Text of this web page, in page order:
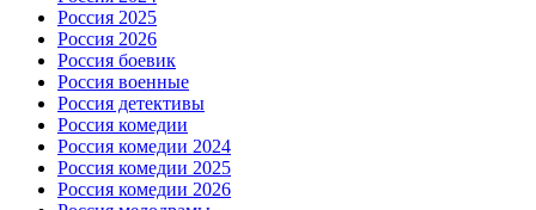
Россия 2025
Россия 2026
Россия боевик
Россия военные
Россия детективы
Россия комедии
Россия комедии 2024
Россия комедии 2025
Россия комедии 2026